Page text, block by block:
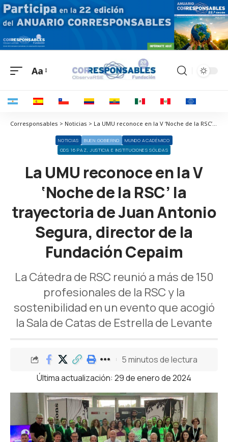
Aa
Corresponsables > Noticias > La UMU reconoce en la V ‘Noche de la RSC’ la trayectoria de Juan Antonio Segura, director de la Fundación Cepaim
NOTICIAS BUEN GOBIERNO
MUNDO ACADÉMICO
ODS 16 PAZ, JUSTICIA E INSTITUCIONES SÓLIDAS
La UMU reconoce en la V
‘Noche de la RSC’ la
trayectoria de Juan Antonio
Segura, director de la
Fundación Cepaim
La Cátedra de RSC reunió a más de 150
profesionales de la RSC y la
sostenibilidad en un evento que acogió
la Sala de Catas de Estrella de Levante
Última actualización: 29 de enero de 2024
5 minutos de lectura